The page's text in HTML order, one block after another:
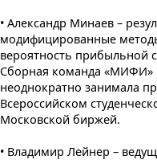
• Александр Минаев –
модифицированные
вероятность прибыльной
Сборная команда «МИФИ»
неоднократно занимала
Всероссийском
Московской биржей.
• Владимир Лейнер –